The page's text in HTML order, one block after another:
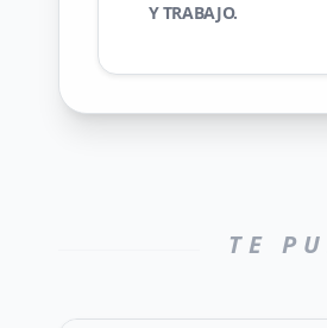
Y TRABAJO.
TE